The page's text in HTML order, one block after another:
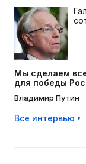
Мы сделаем
для победы
Владимир Путин
Все интервью